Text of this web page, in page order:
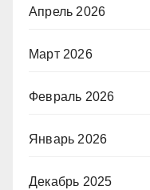
Апрель 2026
Март 2026
Февраль 2026
Январь 2026
Декабрь 2025